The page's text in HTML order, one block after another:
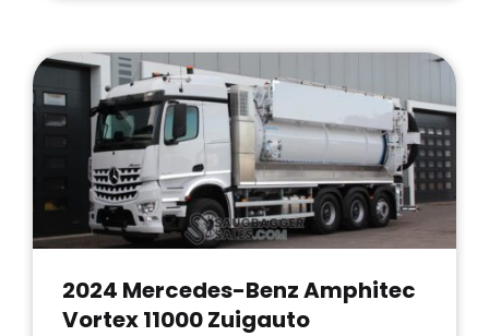
2024 Mercedes-Benz Amphitec
Vortex 11000 Zuigauto